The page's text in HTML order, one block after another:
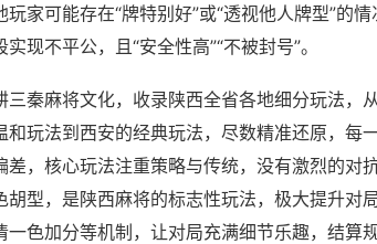
家可能存在“牌特别好”或“透视他人牌型”的
现不平公，且“安全性高”“不被封号”。
三秦麻将文化，收录陕西全省各地细分玩法，
和玩法到西安的经典玩法，尽数精准还原，每
差，核心玩法注重策略与传统，没有激烈的对
胡型，是陕西麻将的标志性玩法，极大提升对
一色加分等机制，让对局充满细节乐趣，结算